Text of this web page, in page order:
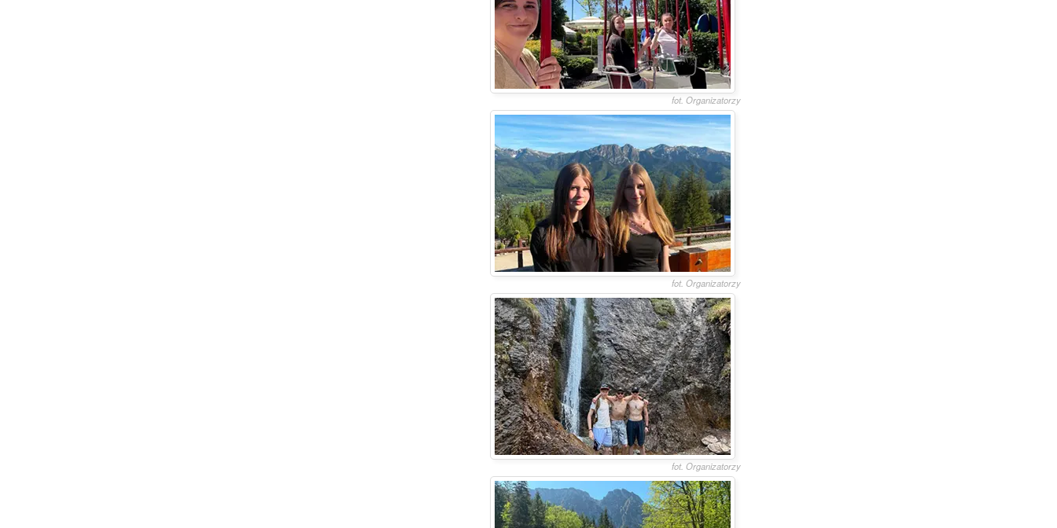
fot. Organizatorzy
fot. Organizatorzy
fot. Organizatorzy